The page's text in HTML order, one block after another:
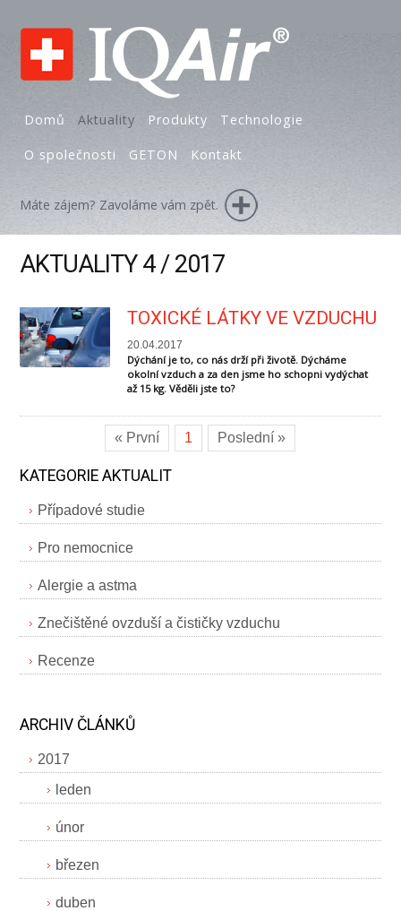
Domů Aktuality Produkty Technologie
O společnosti GETON Kontakt
Máte zájem? Zavoláme vám zpět.
AKTUALITY 4 / 2017
TOXICKÉ LÁTKY VE VZDUCHU
20.04.2017
Dýchání je to, co nás drží při životě. Dýcháme
okolní vzduch a za den jsme ho schopni vydýchat
až 15 kg. Věděli jste to?
« První 1 Poslední »
KATEGORIE AKTUALIT
Případové studie
Pro nemocnice
Alergie a astma
Znečištěné ovzduší a čističky vzduchu
Recenze
ARCHIV ČLÁNKŮ
2017
leden
únor
březen
duben